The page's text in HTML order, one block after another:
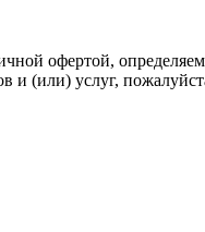
офертой,
и (или) услуг,